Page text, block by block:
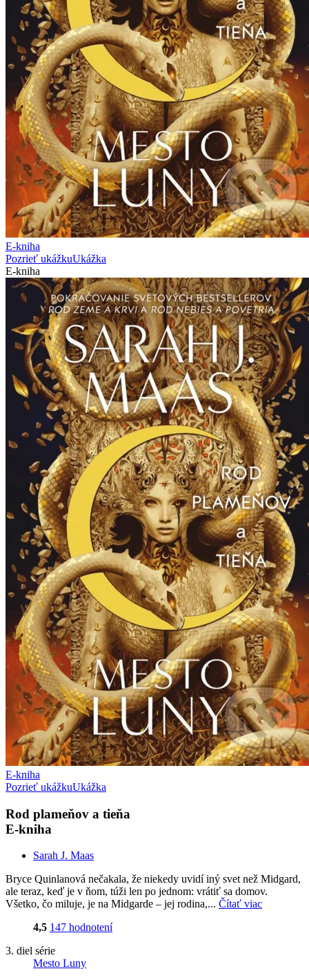
E-kniha
Pozrieť ukážkuUkážka
E-kniha
E-kniha
Pozrieť ukážkuUkážka
Rod plameňov a tieňa
E-kniha
Sarah J. Maas
Bryce Quinlanová nečakala, že niekedy uvidí iný svet než Midgard,
ale teraz, keď je v ňom, túži len po jednom: vrátiť sa domov.
Všetko, čo miluje, je na Midgarde – jej rodina,... Čítať viac
4,5 147 hodnotení
3. diel série
Mesto Luny